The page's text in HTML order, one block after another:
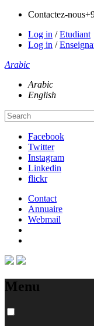
Contactez-nous
Log in /Etudiant
Log in /
Arabic
Arabic
English
Facebook
Twitter
Instagram
Linkedin
flickr
Contact
Annuaire
Webmail
Menu